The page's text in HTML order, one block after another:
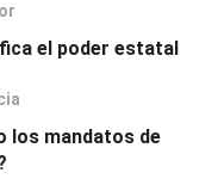
el poder estatal
los mandatos de